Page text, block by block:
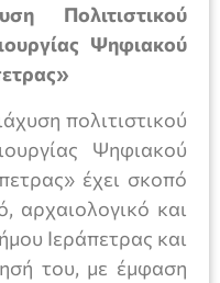
Πολιτιστικού
Ψηφιακού
πολιτιστικού
Ψηφιακού
έχει σκοπό
αρχαιολογικό και
Ιεράπετρας και
του, με έμφαση